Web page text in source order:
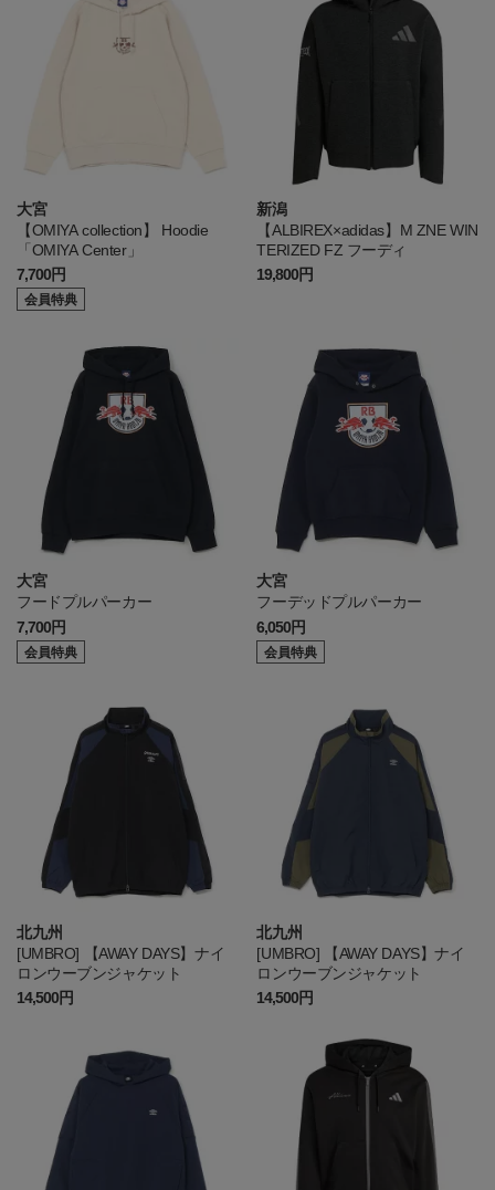
大宮
【OMIYA collection】 Hoodie
「OMIYA Center」
7,700円
会員特典
新潟
【ALBIREX×adidas】M ZNE WIN
TERIZED FZ フーディ
19,800円
大宮
フードプルパーカー
7,700円
会員特典
大宮
フーデッドプルパーカー
6,050円
会員特典
北九州
[UMBRO] 【AWAY DAYS】ナイ
ロンウーブンジャケット
14,500円
北九州
[UMBRO] 【AWAY DAYS】ナイ
ロンウーブンジャケット
14,500円